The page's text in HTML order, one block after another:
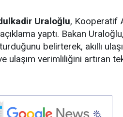
Uraloğlu, Kooperatif
yaptı. Bakan
belirterek, akıllı
verimliliğini artıran